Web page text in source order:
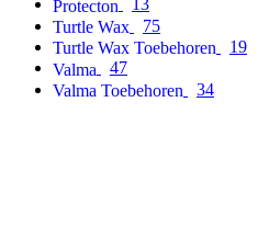
Protecton
13
Turtle Wax
75
Turtle Wax Toebehoren
19
Valma
47
Valma Toebehoren
34